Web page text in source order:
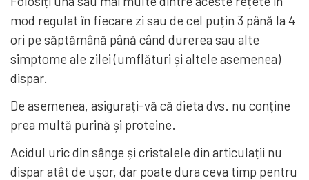
mod regulat în fiecare zi sau de cel puțin 3 până la 4
ori pe săptămână până când durerea sau alte
simptome ale zilei (umflături și altele asemenea)
dispar.
De asemenea, asigurați-vă că dieta dvs. nu conține
prea multă purină și proteine.
Acidul uric din sânge și cristalele din articulații nu
dispar atât de ușor, dar poate dura ceva timp pentru